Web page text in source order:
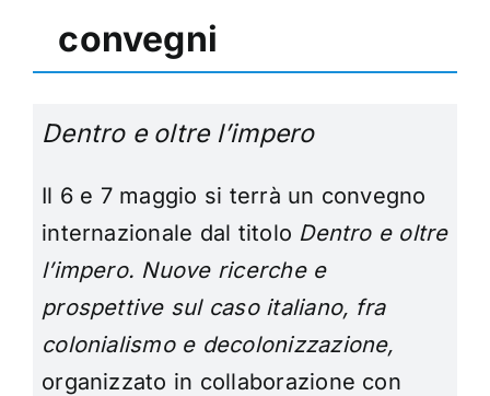
convegni
Dentro e oltre l’impero
Il 6 e 7 maggio si terrà un convegno
internazionale dal titolo Dentro e oltre
l’impero. Nuove ricerche e
prospettive sul caso italiano, fra
colonialismo e decolonizzazione,
organizzato in collaborazione con